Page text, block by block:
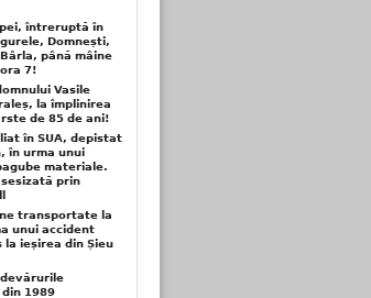
întreruptă în
Domnești,
până mâine
7!
Vasile
la împlinirea
de 85 de ani!
în SUA, depistat
în urma unui
materiale.
prin
transportate la
unui accident
ieșirea din Șieu
1989